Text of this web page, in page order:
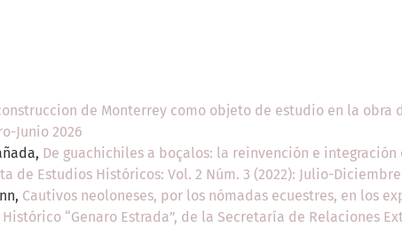
de Monterrey como objeto de estudio en la obra
Junio 2026
De guachichiles a boçalos: la reinvención e
de Estudios Históricos: Vol. 2 Núm. 3 (2022): Julio-Diciembre
Cautivos neoloneses, por los nómadas ecuestres, en los
“Genaro Estrada”, de la Secretaría de Relaciones